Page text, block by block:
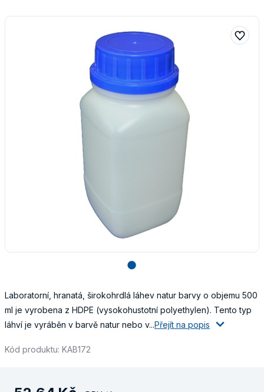
lens
Laboratorní, hranatá, širokohrdlá láhev natur barvy o objemu 500
ml je vyrobena z HDPE (vysokohustotní polyethylen). Tento typ
láhví je vyráběn v barvě natur nebo v...Přejít na popis
Kód produktu: KAB172